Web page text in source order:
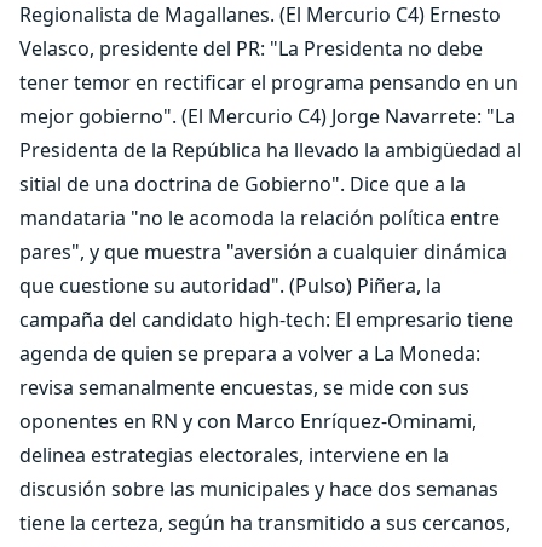
Regionalista de Magallanes. (El Mercurio C4) Ernesto
Velasco, presidente del PR: "La Presidenta no debe
tener temor en rectificar el programa pensando en un
mejor gobierno". (El Mercurio C4) Jorge Navarrete: "La
Presidenta de la República ha llevado la ambigüedad al
sitial de una doctrina de Gobierno". Dice que a la
mandataria "no le acomoda la relación política entre
pares", y que muestra "aversión a cualquier dinámica
que cuestione su autoridad". (Pulso) Piñera, la
campaña del candidato high-tech: El empresario tiene
agenda de quien se prepara a volver a La Moneda:
revisa semanalmente encuestas, se mide con sus
oponentes en RN y con Marco Enríquez-Ominami,
delinea estrategias electorales, interviene en la
discusión sobre las municipales y hace dos semanas
tiene la certeza, según ha transmitido a sus cercanos,